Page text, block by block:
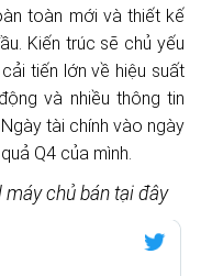
toàn mới và thiết kế
Kiến trúc sẽ chủ yếu
tiến lớn về hiệu suất
và nhiều thông tin
tài chính vào ngày
Q4 của mình.
chủ bán tại đây